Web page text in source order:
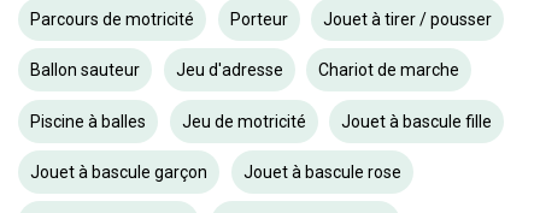
Parcours de motricité Porteur Jouet à tirer / pousser
Ballon sauteur Jeu d'adresse Chariot de marche
Piscine à balles Jeu de motricité Jouet à bascule fille
Jouet à bascule garçon Jouet à bascule rose